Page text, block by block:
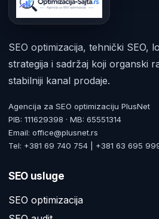
SEO optimizacija, tehnički SEO,
strategija i sadržaj koji organski
stabilniji kanal prodaje.
Agencija za SEO optimizaciju PlusNet
PIB: 111629398 · MB: 65551314
Email: office@plusnet.rs
Tel: +381 69 740 754 | +381 63 695
SEO usluge
SEO optimizacija